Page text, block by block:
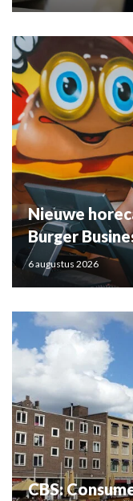
Nieuwe
Burger
6 augustus 2026
CBS: